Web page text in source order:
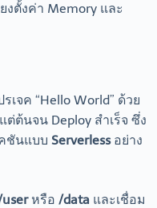
งตั้งค่า Memory และ
เจค “Hello World” ด้วย
ต่ต้นจน Deploy สำเร็จ ซึ่ง
ชันแบบ Serverlessอย่าง
หรือ /data และเชื่อม